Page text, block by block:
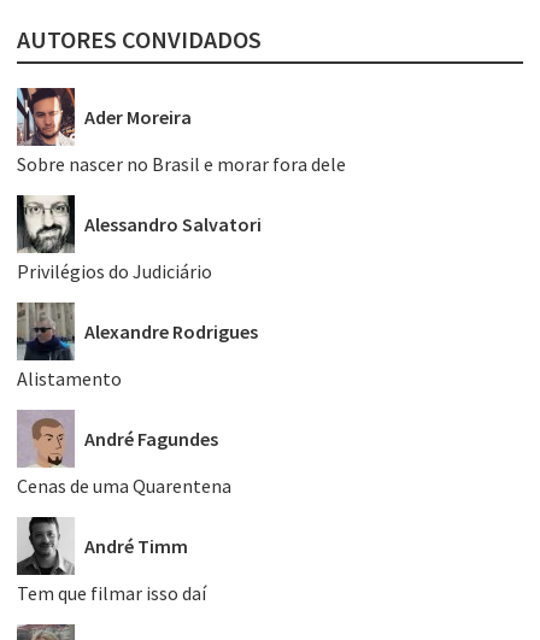
AUTORES CONVIDADOS
Ader Moreira
Sobre nascer no Brasil e morar fora dele
Alessandro Salvatori
Privilégios do Judiciário
Alexandre Rodrigues
Alistamento
André Fagundes
Cenas de uma Quarentena
André Timm
Tem que filmar isso daí